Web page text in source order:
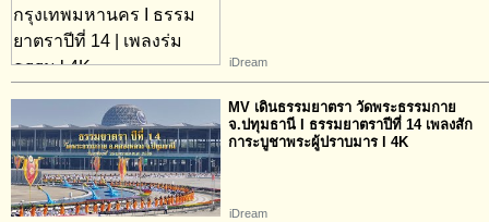
iDream
MV เดินธรรมยาตรา วัดพระธรรมกาย
จ.ปทุมธานี I ธรรมยาตราปีที่ 14 เพลงสัก
การะบูชาพระผู้ปราบมาร l 4K
iDream